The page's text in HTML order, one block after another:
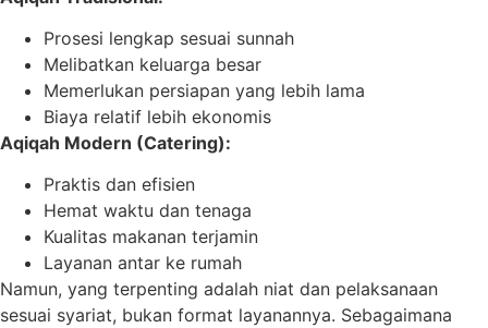
Prosesi lengkap sesuai sunnah
Melibatkan keluarga besar
Memerlukan persiapan yang lebih lama
Biaya relatif lebih ekonomis
Aqiqah Modern (Catering):
Praktis dan efisien
Hemat waktu dan tenaga
Kualitas makanan terjamin
Layanan antar ke rumah
Namun, yang terpenting adalah niat dan pelaksanaan
sesuai syariat, bukan format layanannya. Sebagaimana